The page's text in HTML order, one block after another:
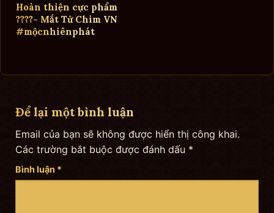
Hoàn thiện cực phẩm
????- Mắt Tử Chìm VN
#mộcnhiênphát
Để lại một bình luận
Email của bạn sẽ không được hiển thị công khai.
Các trường bắt buộc được đánh dấu *
Bình luận *